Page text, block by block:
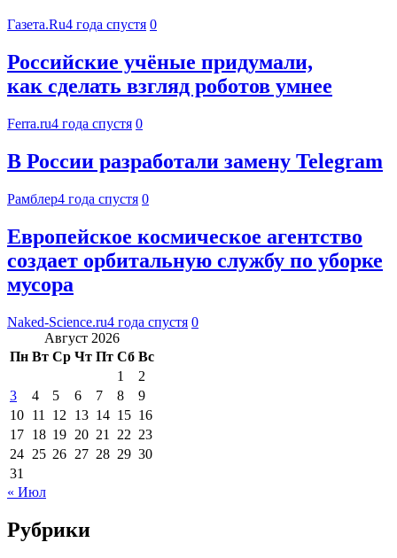
Газета.Ru4 года спустя 0
Российские учёные придумали,
как сделать взгляд роботов умнее
Ferra.ru4 года спустя 0
В России разработали замену Telegram
Рамблер4 года спустя 0
Европейское космическое агентство
создает орбитальную службу по уборке
мусора
Naked-Science.ru4 года спустя 0
Август 2026
Пн Вт Ср Чт Пт Сб Вс
1
2
3
4 5 6 7 8
9
10 11 12 13 14 15 16
17 18 19 20 21 22 23
24 25 26 27 28 29 30
31
« Июл
Рубрики